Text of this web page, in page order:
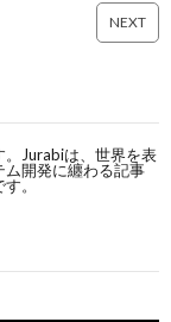
NEXT
。Jurabiは、世界を表
開発に纏わる記事
す。